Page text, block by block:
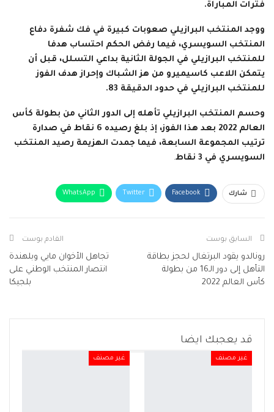
فترات المباراة.
ووجد المنتخب البرازيلي صعوبات كبيرة في فك شفرة دفاع
المنتخب السويسري، فيما رفض الحكم احتساب هدفا
للمنتخب البرازيلي في الجولة الثانية بداعي التسلل، قبل أن
يتمكن اللاعب كاسيميرو من هز الشباك وإحراز هدف الفوز
للمنتخب البرازيلي في حدود الدقيقة 83.
وحسم المنتخب البرازيلي تأهله إلى الدور الثاني من بطولة كأس
العالم 2022 بعد هذا الفوز، إذ بلغ رصيده 6 نقاط في صدارة
ترتيب المجموعة السابعة، فيما جمدت الهزيمة رصيد المنتخب
السويسري في 3 نقاط
.
شارك Facebook
Twitter
WhatsApp
Telegram
السابق بوست
رونالدو يقود البرتغال لحجز بطاقة
التأهل إلى دور الـ16 من بطولة
كأس العالم 2022
القادم بوست
تجاهل الأخوان مايي وبلهندة
انتصار المنتخب الوطني على
بلجيكا
قد يعجبك ايضا
غير مصنف غير مصنف